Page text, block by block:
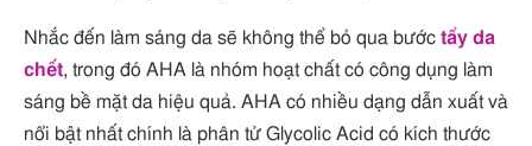
Nhắc đến làm sáng da sẽ không thể bỏ qua bước tẩy da
chết, trong đó AHA là nhóm hoạt chất có công dụng làm
sáng bề mặt da hiệu quả. AHA có nhiều dạng dẫn xuất và
nổi bật nhất chính là phân tử Glycolic Acid có kích thước